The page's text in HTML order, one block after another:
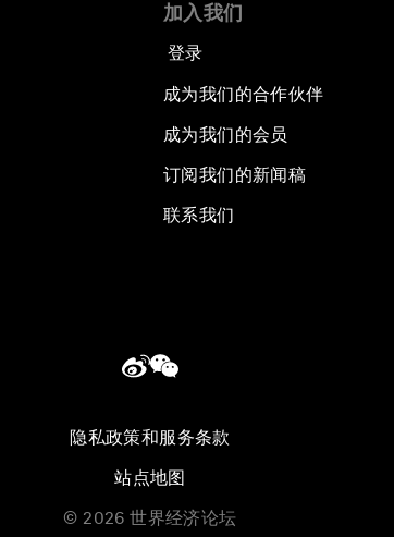
加入我们
登录
成为我们的合作伙伴
成为我们的会员
订阅我们的新闻稿
联系我们
隐私政策和服务条款
站点地图
© 2026 世界经济论坛